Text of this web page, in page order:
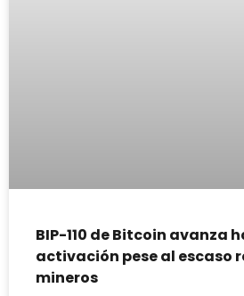
BIP-110 de Bitcoin avanza
activación pese al escaso
mineros